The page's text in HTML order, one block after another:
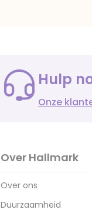
Hulp
Onze
Over Hallmark
Over ons
Duurzaamheid